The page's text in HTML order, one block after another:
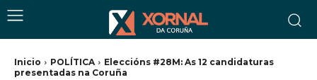
Inicio POLÍTICA
Eleccións #28M: As 12 candidaturas
presentadas na Coruña